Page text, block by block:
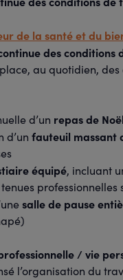
de la santé et du
des conditions
au quotidien,
d’un repas de Noël
d’un fauteuil massant
équipé, incluant
professionnelles
salle de pause
/ vie
l’organisation du